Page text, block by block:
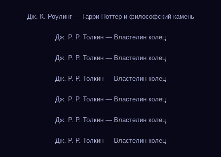
Дж. К. Роулинг — Гарри Поттер и философский камень
Дж. Р. Р. Толкин — Властелин колец
Дж. Р. Р. Толкин — Властелин колец
Дж. Р. Р. Толкин — Властелин колец
Дж. Р. Р. Толкин — Властелин колец
Дж. Р. Р. Толкин — Властелин колец
Дж. Р. Р. Толкин — Властелин колец